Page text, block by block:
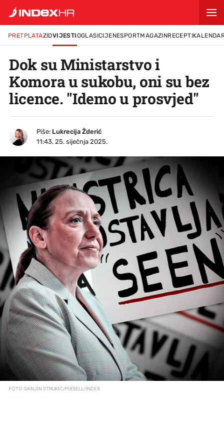
PRETPLATAZIDVIJESTIOGLASICIJENESPORTMAGAZINRECEPTI
Dok su Ministarstvo i
Komora u sukobu, oni su bez
licence. "Idemo u prosvjed"
Piše: Lukrecija Žderić
11:43, 25. siječnja 2025.
FOTO: SANJIN STRUKIC/PIXSELL/INDEX